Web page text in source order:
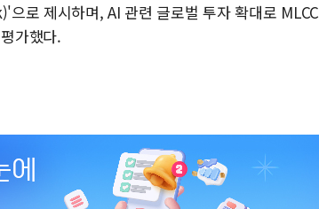
로 제시하며, AI 관련 글로벌 투자 확대로 MLCC
가했다.